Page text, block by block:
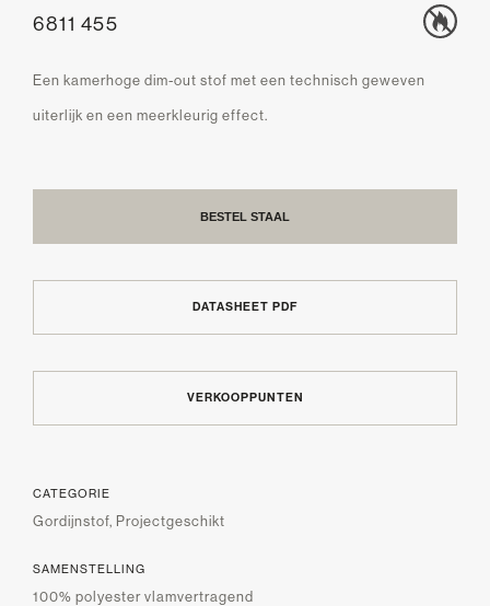
6811 455
Een kamerhoge dim-out stof met een technisch geweven
uiterlijk en een meerkleurig effect.
BESTEL STAAL
DATASHEET PDF
VERKOOPPUNTEN
CATEGORIE
Gordijnstof, Projectgeschikt
SAMENSTELLING
100% polyester vlamvertragend